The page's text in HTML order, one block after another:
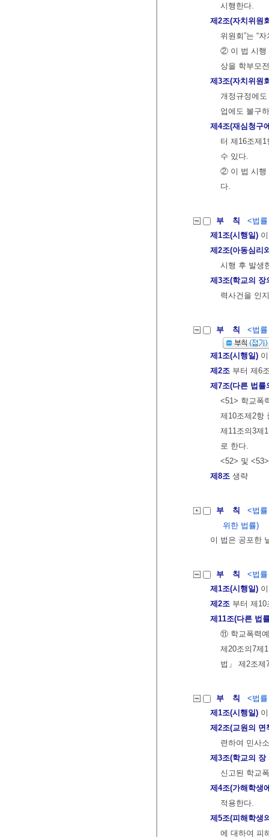
시행한다.
제2조(자치위원
위원회”는 “
② 이 법 시행
상을 학부모
제3조(자치위원
개정규정에
업에도 불구
제4조(재심청구
터 제16조제
수 있다.
② 이 법 시행
다.
부 칙
<법
제1조(시행일)
제2조(아동심리
시행 후 발생
제3조(학교의 장
력사건을 인
부 칙 <법
제1조(시행일)
제2조 부터 제6
제7조(다른 법률
<51> 학교폭
제10조제2항
제11조의3제
로 한다.
<52> 및
제8조 생략
부 칙
<법
위한 법률)
이 법은 공포한
부 칙
<법
제1조(시행일)
제2조 부터 제
제11조(다른 법
⑪ 학교폭력
제20조의7제
법」 제2조제
부 칙
<법
제1조(시행일)
제2조(교원의 면
련하여 민사
제3조(학교의 장
신고된 학교
제4조(가해학생
적용한다.
제5조(피해학생
에 대하여 피